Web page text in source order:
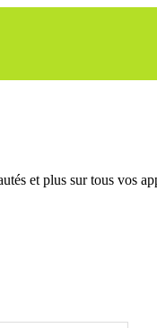
et plus sur tous vos